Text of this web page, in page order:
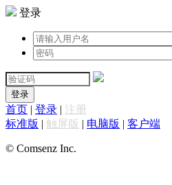
登录
登录
首页 | 登录 | 注册
标准版 | 触屏版 | 电脑版 | 客户端
© Comsenz Inc.